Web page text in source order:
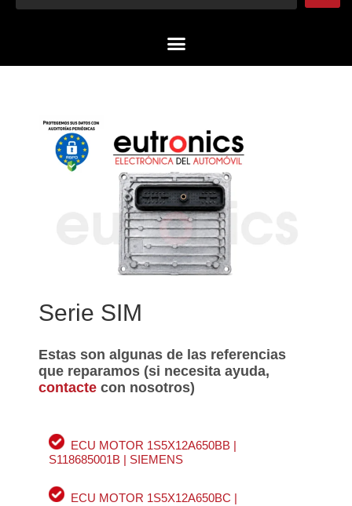
Serie SIM
Estas son algunas de las referencias
que reparamos (si necesita ayuda,
contactecon nosotros)
ECU MOTOR 1S5X12A650BB |
S118685001B | SIEMENS
ECU MOTOR 1S5X12A650BC |